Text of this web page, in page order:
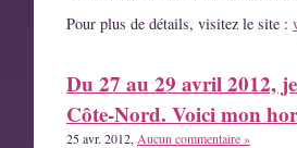
Pour plus de détails, visitez le site :
Du 27 au 29 avril 2012,
Côte-Nord. Voici mon
25 avr. 2012, Aucun commentaire »